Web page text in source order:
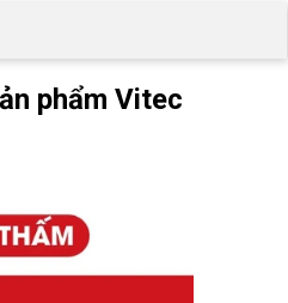
phẩm Vitec